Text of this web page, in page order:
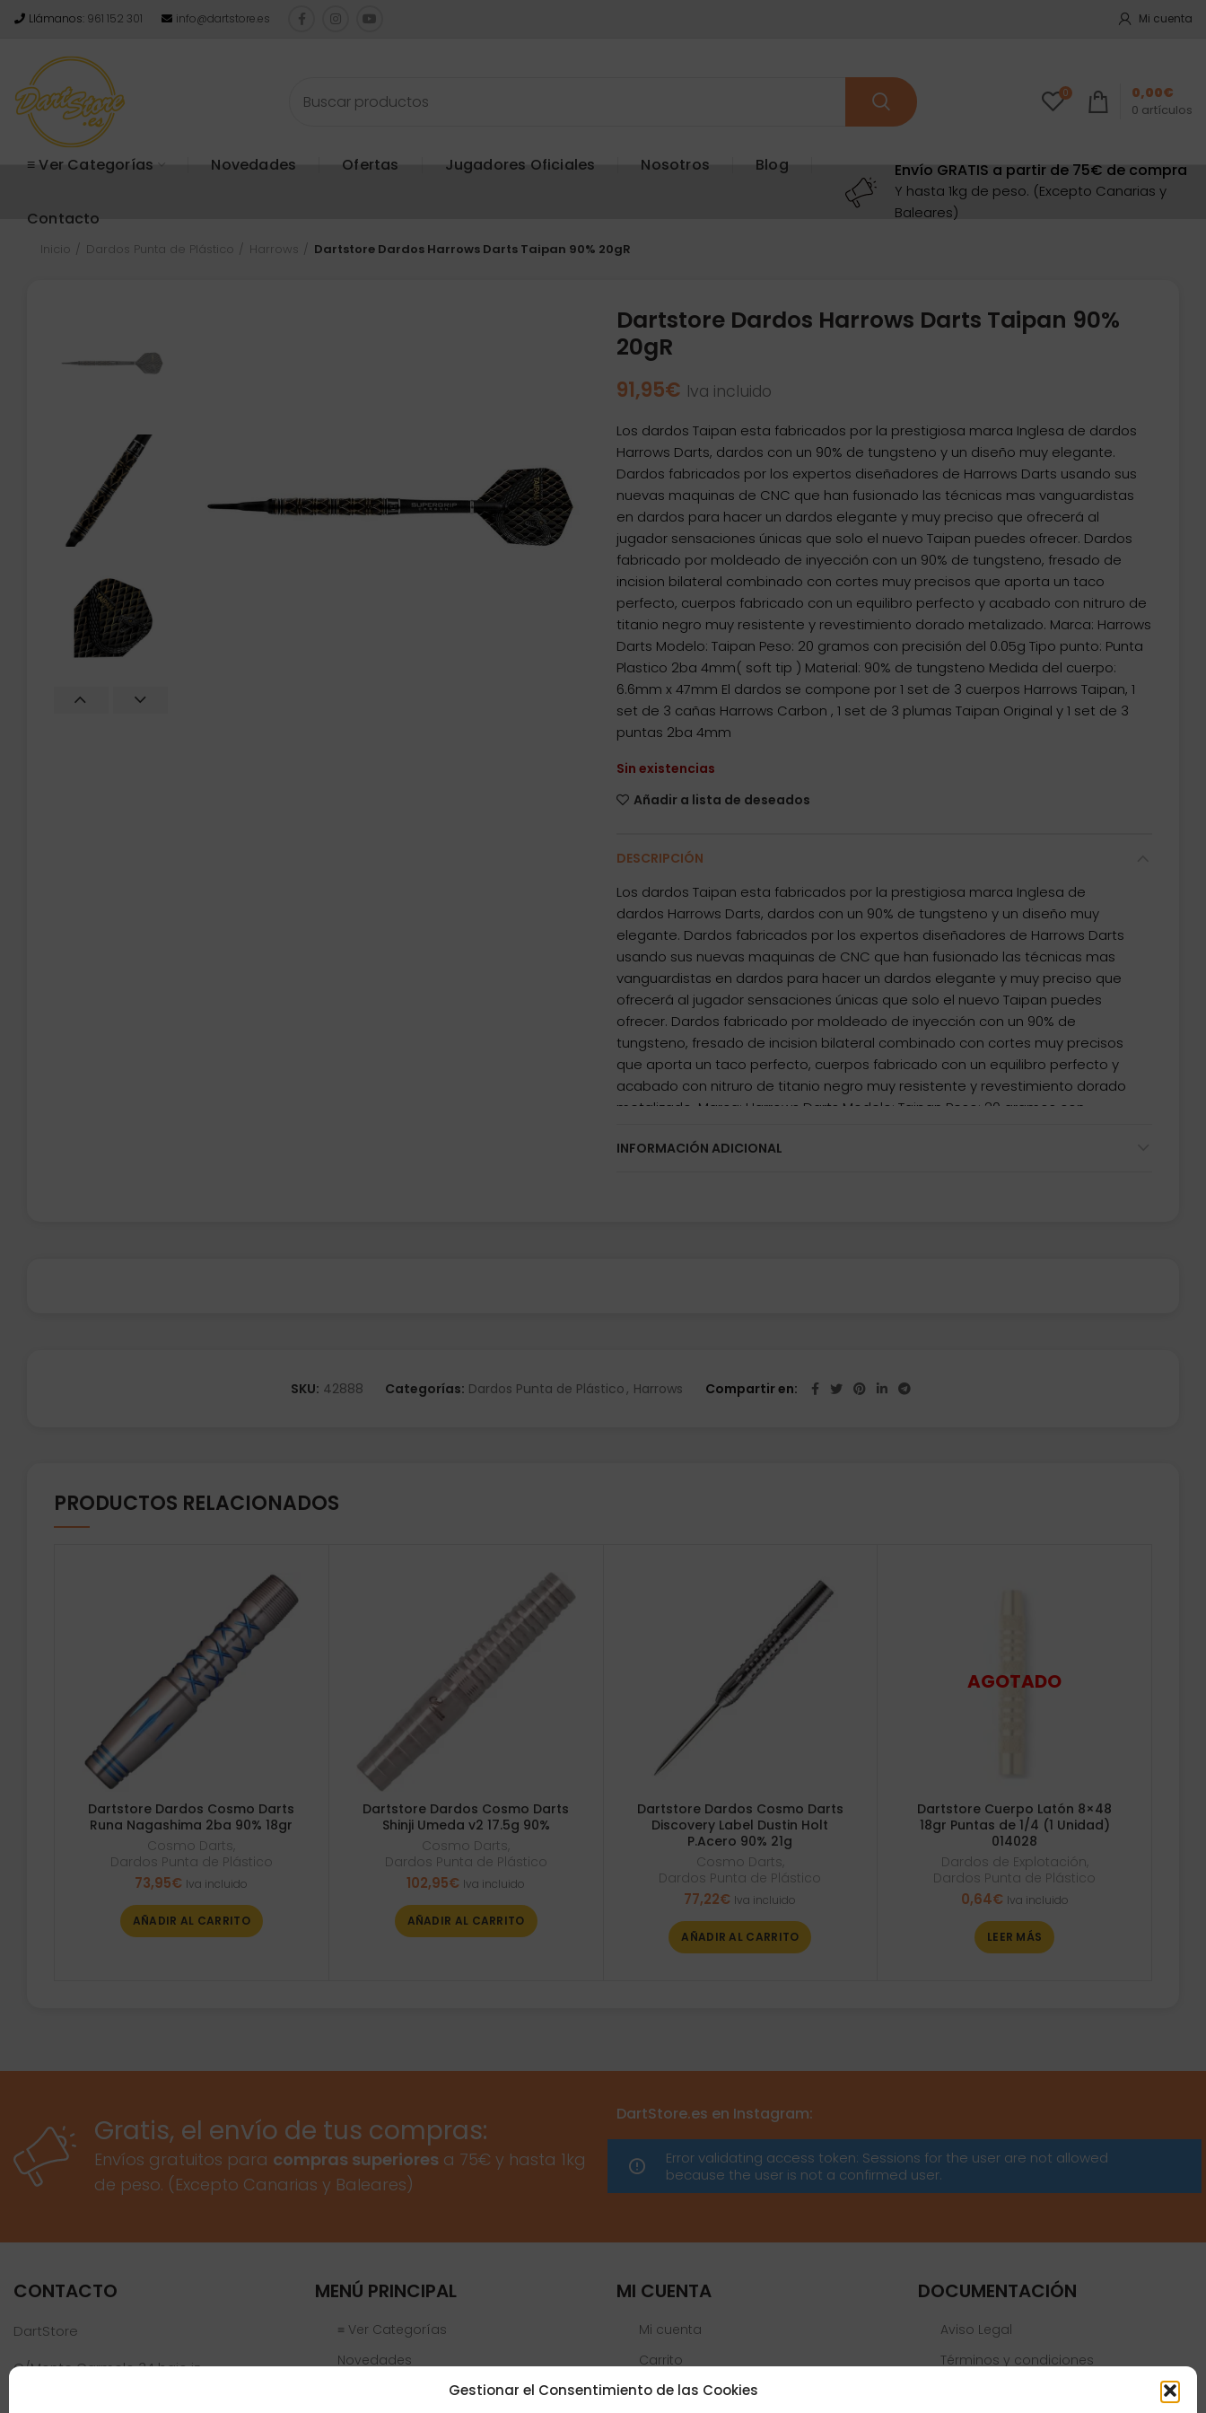
Gestionar el Consentimiento de las Cookies
Llámanos: 961 152 301 info@dartstore.es Mi cuenta
0
0 artículos
0,00€
≡ Ver Categorías Novedades Ofertas Jugadores Oficiales Nosotros Blog
Contacto
Envío GRATIS a partir de 75€ de compra
Y hasta 1kg de peso. (Excepto Canarias y
Baleares)
Inicio Dardos Punta de Plástico Harrows Dartstore Dardos Harrows Darts Taipan 90% 20gR
Dartstore Dardos Harrows Darts Taipan 90%
20gR
91,95€ Iva incluido
Los dardos Taipan esta fabricados por la prestigiosa marca Inglesa de dardos
Harrows Darts, dardos con un 90% de tungsteno y un diseño muy elegante.
Dardos fabricados por los expertos diseñadores de Harrows Darts usando sus
nuevas maquinas de CNC que han fusionado las técnicas mas vanguardistas
en dardos para hacer un dardos elegante y muy preciso que ofrecerá al
jugador sensaciones únicas que solo el nuevo Taipan puedes ofrecer. Dardos
fabricado por moldeado de inyección con un 90% de tungsteno, fresado de
incision bilateral combinado con cortes muy precisos que aporta un taco
perfecto, cuerpos fabricado con un equilibro perfecto y acabado con nitruro de
titanio negro muy resistente y revestimiento dorado metalizado. Marca: Harrows
Darts Modelo: Taipan Peso: 20 gramos con precisión del 0.05g Tipo punto: Punta
Plastico 2ba 4mm( soft tip ) Material: 90% de tungsteno Medida del cuerpo:
6.6mm x 47mm El dardos se compone por 1 set de 3 cuerpos Harrows Taipan, 1
set de 3 cañas Harrows Carbon , 1 set de 3 plumas Taipan Original y 1 set de 3
puntas 2ba 4mm
Sin existencias
Añadir a lista de deseados
DESCRIPCIÓN
Los dardos Taipan esta fabricados por la prestigiosa marca Inglesa de
dardos Harrows Darts, dardos con un 90% de tungsteno y un diseño muy
elegante. Dardos fabricados por los expertos diseñadores de Harrows Darts
usando sus nuevas maquinas de CNC que han fusionado las técnicas mas
vanguardistas en dardos para hacer un dardos elegante y muy preciso que
ofrecerá al jugador sensaciones únicas que solo el nuevo Taipan puedes
ofrecer. Dardos fabricado por moldeado de inyección con un 90% de
tungsteno, fresado de incision bilateral combinado con cortes muy precisos
que aporta un taco perfecto, cuerpos fabricado con un equilibro perfecto y
acabado con nitruro de titanio negro muy resistente y revestimiento dorado
metalizado. Marca: Harrows Darts Modelo: Taipan Peso: 20 gramos con
90% de tungsteno Medida del cuerpo: 6.6mm x 47mm El dardos se compone
INFORMACIÓN ADICIONAL
SKU: 42888 Categorías: Dardos Punta de Plástico, Harrows Compartir en
PRODUCTOS RELACIONADOS
Dartstore Dardos Cosmo Darts
Runa Nagashima 2ba 90% 18gr
Cosmo Darts,
Dardos Punta de Plástico
73,95€ Iva incluido
AÑADIR AL CARRITO
Dartstore Dardos Cosmo Darts
Shinji Umeda v2 17.5g 90%
Cosmo Darts,
Dardos Punta de Plástico
102,95€ Iva incluido
AÑADIR AL CARRITO
Dartstore Dardos Cosmo Darts
Discovery Label Dustin Holt
P.Acero 90% 21g
Cosmo Darts,
Dardos Punta de Plástico
77,22€ Iva incluido
AÑADIR AL CARRITO
Dartstore Cuerpo Latón 8×48
18gr Puntas de 1/4 (1 Unidad)
014028
Dardos de Explotación,
Dardos Punta de Plástico
0,64€ Iva incluido
LEER MÁS
Gratis, el envío de tus compras:
Envíos gratuitos para compras superiores a 75€ y hasta 1kg
de peso. (Excepto Canarias y Baleares)
DartStore.es en Instagram:
Error validating access token: Sessions for the user are not allowed
because the user is not a confirmed user.
CONTACTO
DartStore
C/Monte Carmelo 34 bajo iz
MENÚ PRINCIPAL
≡ Ver Categorías
Novedades
MI CUENTA
Mi cuenta
Carrito
Lista de deseos
DOCUMENTACIÓN
Aviso Legal
Términos y condiciones